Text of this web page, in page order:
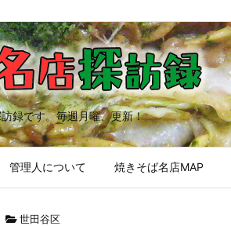
録です。毎週月曜、更新！
管理人について 焼きそば名店MAP
世田谷区